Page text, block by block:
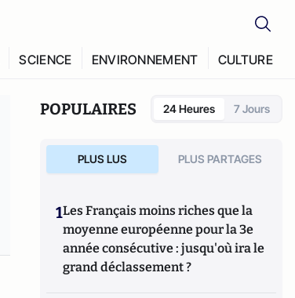
SCIENCE ENVIRONNEMENT CULTURE
POPULAIRES 24 Heures 7 Jours
PLUS LUS PLUS PARTAGES
1Les Français moins riches que la
moyenne européenne pour la 3e
année consécutive : jusqu'où ira le
grand déclassement ?